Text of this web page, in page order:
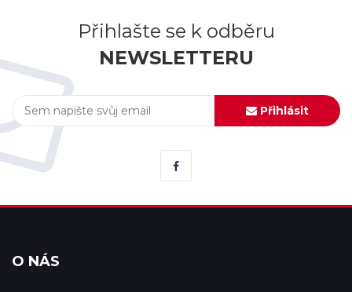
Přihlašte se k odběru
NEWSLETTERU
Přihlásit
O NÁS